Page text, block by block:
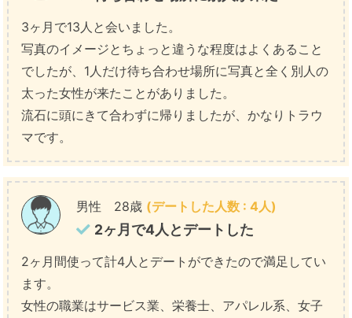
3ヶ月で13人と会いました。
写真のイメージとちょっと違うな程度はよくあること
でしたが、1人だけ待ち合わせ場所に写真と全く別人の
太った女性が来たことがありました。
流石に頭にきて合わずに帰りましたが、かなりトラウ
マです。
男性 28歳 (デートした人数 : 4人)
2ヶ月で4人とデートした
2ヶ月間使って計4人とデートができたので満足してい
ます。
女性の職業はサービス業、栄養士、アパレル系、女子